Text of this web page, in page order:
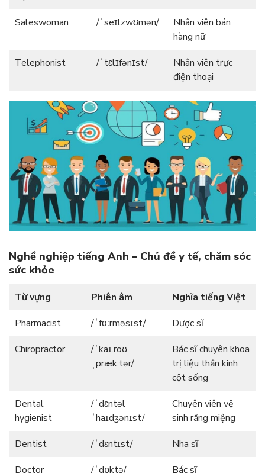
Saleswoman /ˈseɪlzwʊmən/
Nhân viên bán
hàng nữ
Telephonist
/ˈtɛlɪfənɪst/
Nhân viên trực
điện thoại
Nghề nghiệp tiếng Anh – Chủ đề y tế, chăm sóc
sức khỏe
Từ vựng Phiên âm
Nghĩa tiếng Việt
Pharmacist
/ˈfɑːrməsɪst/
Dược sĩ
Chiropractor
/ˈkaɪ.roʊ
ˌpræk.tər/
Bác sĩ chuyên khoa
trị liệu thần kinh
cột sống
Dental
hygienist
/ˈdɛntəl
ˈhaɪdʒənɪst/
Chuyên viên vệ
sinh răng miệng
Dentist
/ˈdɛntɪst/
Nha sĩ
Doctor
/ˈdɒktə/ Bác sĩ